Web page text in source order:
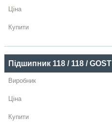
Підшипник 118 / 118 / GOST